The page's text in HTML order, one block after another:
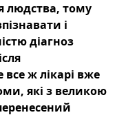
людства, тому
і
діагноз
все ж лікарі вже
які з великою